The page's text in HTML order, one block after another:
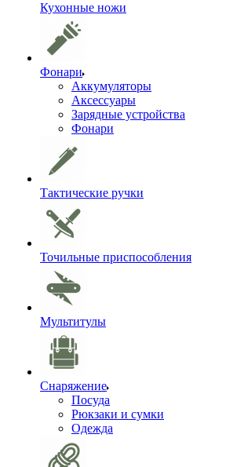
Кухонные ножи
Фонари
Аккумуляторы
Аксессуары
Зарядные устройства
Фонари
Тактические ручки
Точильные приспособления
Мультитулы
Снаряжение
Посуда
Рюкзаки и сумки
Одежда